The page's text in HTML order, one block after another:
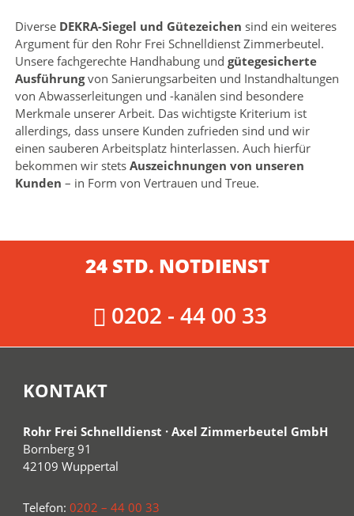
Diverse DEKRA-Siegel und Gütezeichen sind ein weiteres
Argument für den Rohr Frei Schnelldienst Zimmerbeutel.
Unsere fachgerechte Handhabung und gütegesicherte
Ausführungvon Sanierungsarbeiten und Instandhaltungen
von Abwasserleitungen und -kanälen sind besondere
Merkmale unserer Arbeit. Das wichtigste Kriterium ist
allerdings, dass unsere Kunden zufrieden sind und wir
einen sauberen Arbeitsplatz hinterlassen. Auch hierfür
bekommen wir stetsAuszeichnungen von unseren
Kunden – in Form von Vertrauen und Treue.
24 STD. NOTDIENST
0202 - 44 00 33
KONTAKT
Rohr Frei Schnelldienst · Axel Zimmerbeutel GmbH
Bornberg 91
42109 Wuppertal
Telefon: 0202 – 44 00 33